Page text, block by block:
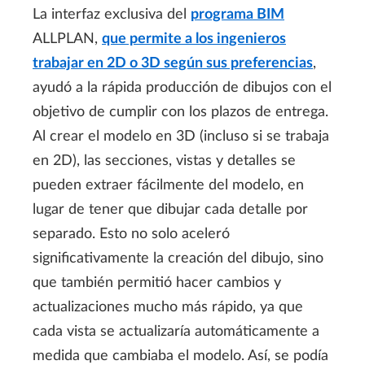
La interfaz exclusiva del programa BIM
ALLPLAN, que permite a los ingenieros
trabajar en 2D o 3D según sus preferencias,
ayudó a la rápida producción de dibujos con el
objetivo de cumplir con los plazos de entrega.
Al crear el modelo en 3D (incluso si se trabaja
en 2D), las secciones, vistas y detalles se
pueden extraer fácilmente del modelo, en
lugar de tener que dibujar cada detalle por
separado. Esto no solo aceleró
significativamente la creación del dibujo, sino
que también permitió hacer cambios y
actualizaciones mucho más rápido, ya que
cada vista se actualizaría automáticamente a
medida que cambiaba el modelo. Así, se podía